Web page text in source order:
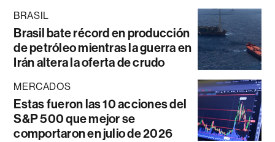
BRASIL
Brasil bate récord en producción
de petróleo mientras la guerra en
Irán altera la oferta de crudo
MERCADOS
Estas fueron las 10 acciones del
S&P 500 que mejor se
comportaron en julio de 2026